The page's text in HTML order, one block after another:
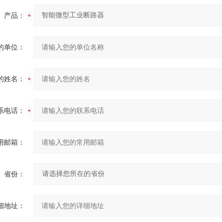
产品：
单位：
姓名：
电话：
邮箱：
省份：
地址：